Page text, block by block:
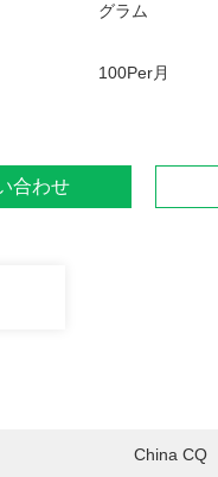
グラム
100Per月
合わせ
China CQ